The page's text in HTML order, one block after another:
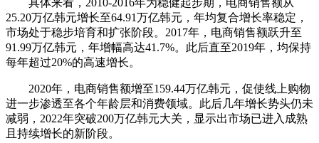
具体来看，2010-2016年为稳健起步期，电商销售额从
25.20万亿韩元增长至64.91万亿韩元，年均复合增长率稳定，
市场处于稳步培育和扩张阶段。2017年，电商销售额跃升至
91.99万亿韩元，年增幅高达41.7%。此后直至2019年，均保持
每年超过20%的高速增长。
2020年，电商销售额增至​​159.44万亿韩元​​，促使线上购物
进一步渗透至各个年龄层和消费领域。此后几年增长势头仍未
减弱，2022年突破​​200万亿韩元​​大关，显示出市场已进入成熟
且持续增长的新阶段。